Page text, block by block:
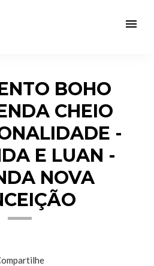
menu
BOHO
CHEIO
-
E LUAN -
NOVA